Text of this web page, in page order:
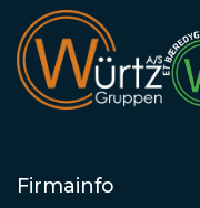
Firmainfo